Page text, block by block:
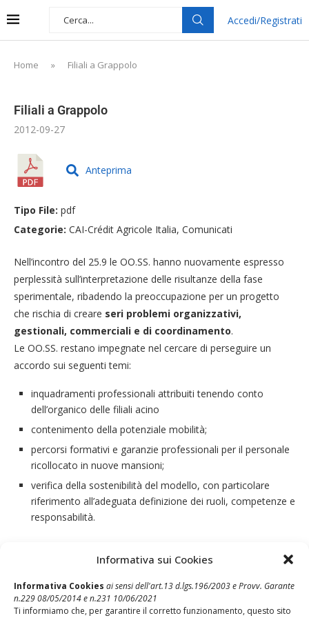
Informativa sui Cookies
Informativa Cookies ai sensi dell'art.13 d.lgs.196/2003 e Provv. Garante
n.229 08/05/2014 e n.231 10/06/2021
Ti informiamo che, per garantire il corretto funzionamento, questo sito
Accedi/Registrati
Home » Filiali a Grappolo
Filiali a Grappolo
2012-09-27
Nell’incontro del 25.9 le OO.SS. hanno nuovamente espresso
perplessità sull’interpretazione delle risultanze della fase
sperimentale, ribadendo la preoccupazione per un progetto
che rischia di creare seri problemi organizzativi,
gestionali, commerciali e di coordinamento.
Le OO.SS. restano impegnate nel cercare di perseguire un
accordo sui seguenti temi:
inquadramenti professionali attribuiti tenendo conto
dell’organico delle filiali acino
contenimento della potenziale mobilità;
percorsi formativi e garanzie professionali per il personale
ricollocato in nuove mansioni;
verifica della sostenibilità del modello, con particolare
riferimento all’adeguata definizione dei ruoli, competenze e
responsabilità.
Anteprima
Tipo File: pdf
Categorie: CAI-Crédit Agricole Italia, Comunicati
Post Precedente